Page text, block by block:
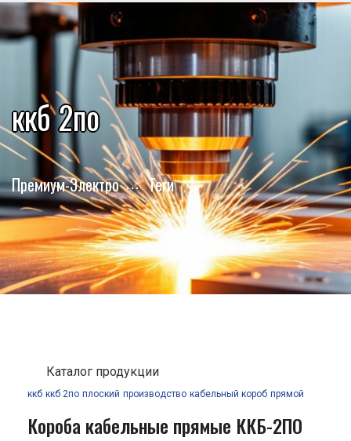
ккб 2по
Премиум-Электро Теги
Каталог продукции
ккб ккб 2по плоский производство кабельный короб прямой
Короба кабельные прямые ККБ-2ПО